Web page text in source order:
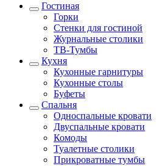
Гостиная
Горки
Стенки для гостиной
Журнальные столики
TВ-Тумбы
Кухня
Кухонные гарнитуры
Кухонные столы
Буфеты
Спальня
Односпальные кровати
Двуспальные кровати
Комоды
Туалетные столики
Прикроватные тумбы